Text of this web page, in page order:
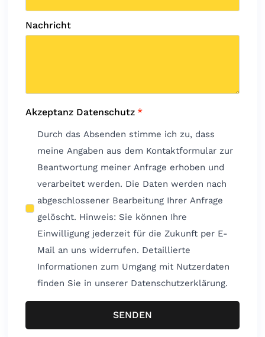
Nachricht
Akzeptanz Datenschutz *
Durch das Absenden stimme ich zu, dass
meine Angaben aus dem Kontaktformular zur
Beantwortung meiner Anfrage erhoben und
verarbeitet werden. Die Daten werden nach
abgeschlossener Bearbeitung Ihrer Anfrage
gelöscht. Hinweis: Sie können Ihre
Einwilligung jederzeit für die Zukunft per E-
Mail an uns widerrufen. Detaillierte
Informationen zum Umgang mit Nutzerdaten
finden Sie in unserer Datenschutzerklärung.
SENDEN